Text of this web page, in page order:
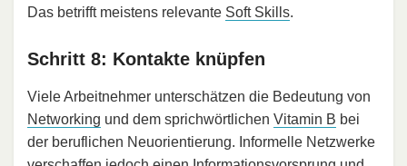
Das betrifft meistens relevante Soft Skills.
Schritt 8: Kontakte knüpfen
Viele Arbeitnehmer unterschätzen die Bedeutung von
Networking und dem sprichwörtlichen Vitamin B bei
der beruflichen Neuorientierung. Informelle Netzwerke